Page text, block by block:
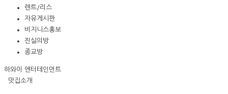
렌트/리스
자유게시판
비지니스홍보
진실의방
종교방
하와이 엔터테인먼트
맛집소개